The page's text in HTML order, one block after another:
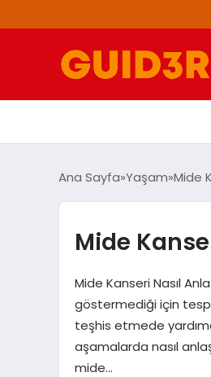
Ana Sayfa Yaşam Mide
Mide
Mide Kanseri Nasıl
göstermediği için
teşhis etmede
aşamalarda nasıl
mide…